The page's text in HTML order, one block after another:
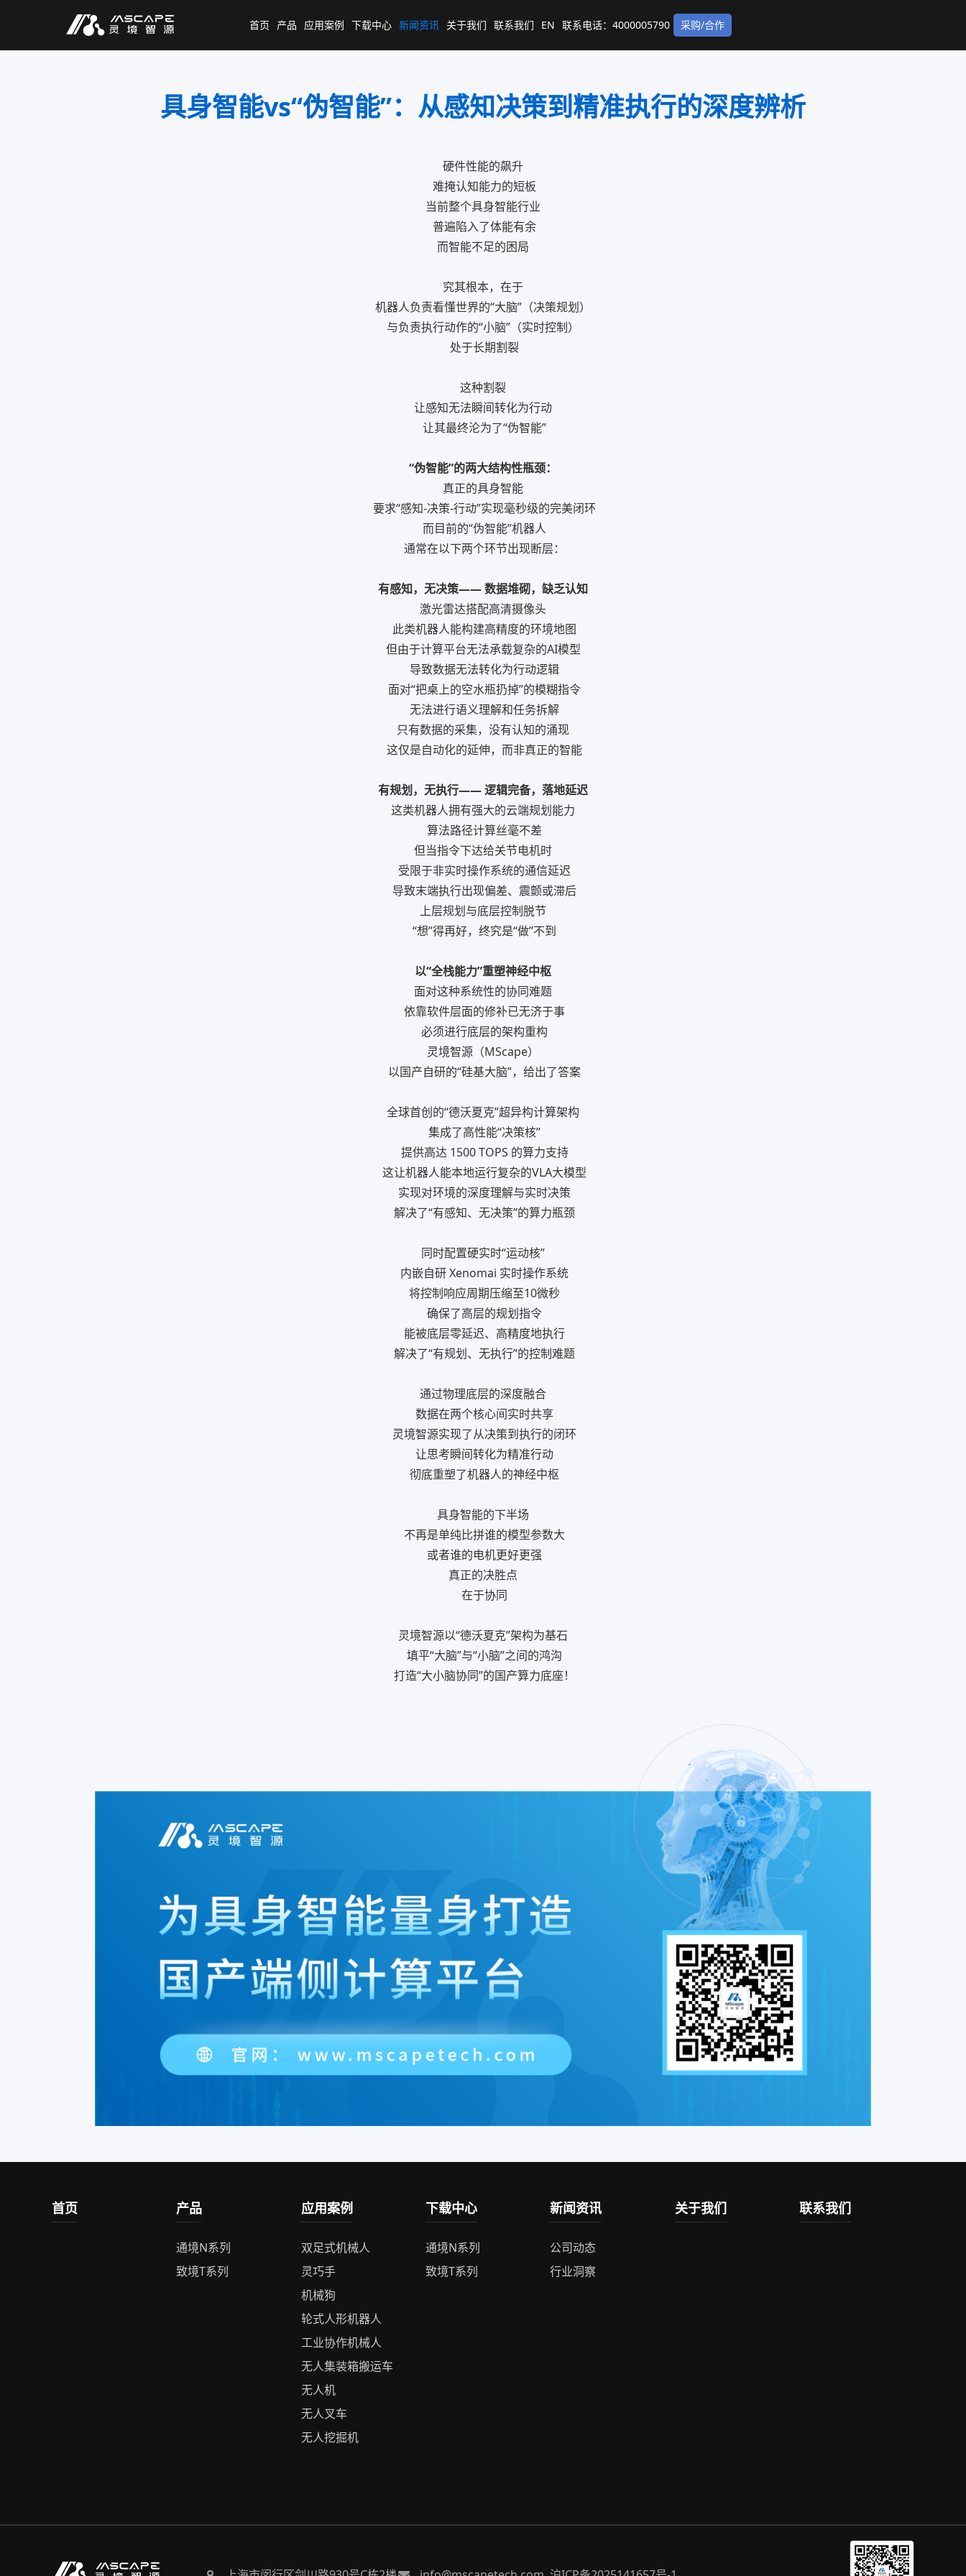
首页 产品 应用案例 下载中心 新闻资讯 关于我们 联系我们 EN 联系电话：4000005790 采购/合作
具身智能vs“伪智能”：从感知决策到精准执行的深度辨析
硬件性能的飙升
难掩认知能力的短板
当前整个具身智能行业
普遍陷入了体能有余
而智能不足的困局
究其根本，在于
机器人负责看懂世界的“大脑”（决策规划）
与负责执行动作的“小脑”（实时控制）
处于长期割裂
这种割裂
让感知无法瞬间转化为行动
让其最终沦为了“伪智能”
“伪智能”的两大结构性瓶颈：
真正的具身智能
要求“感知-决策-行动”实现毫秒级的完美闭环
而目前的“伪智能”机器人
通常在以下两个环节出现断层：
有感知，无决策—— 数据堆砌，缺乏认知
激光雷达搭配高清摄像头
此类机器人能构建高精度的环境地图
但由于计算平台无法承载复杂的AI模型
导致数据无法转化为行动逻辑
面对“把桌上的空水瓶扔掉”的模糊指令
无法进行语义理解和任务拆解
只有数据的采集，没有认知的涌现
这仅是自动化的延伸，而非真正的智能
有规划，无执行—— 逻辑完备，落地延迟
这类机器人拥有强大的云端规划能力
算法路径计算丝毫不差
但当指令下达给关节电机时
受限于非实时操作系统的通信延迟
导致末端执行出现偏差、震颤或滞后
上层规划与底层控制脱节
“想”得再好，终究是“做”不到
以“全栈能力”重塑神经中枢
面对这种系统性的协同难题
依靠软件层面的修补已无济于事
必须进行底层的架构重构
灵境智源（MScape）
以国产自研的“硅基大脑”，给出了答案
全球首创的“德沃夏克”超异构计算架构
集成了高性能“决策核”
提供高达 1500 TOPS 的算力支持
这让机器人能本地运行复杂的VLA大模型
实现对环境的深度理解与实时决策
解决了“有感知、无决策”的算力瓶颈
同时配置硬实时“运动核”
内嵌自研 Xenomai 实时操作系统
将控制响应周期压缩至10微秒
确保了高层的规划指令
能被底层零延迟、高精度地执行
解决了“有规划、无执行”的控制难题
通过物理底层的深度融合
数据在两个核心间实时共享
灵境智源实现了从决策到执行的闭环
让思考瞬间转化为精准行动
彻底重塑了机器人的神经中枢
具身智能的下半场
不再是单纯比拼谁的模型参数大
或者谁的电机更好更强
真正的决胜点
在于协同
灵境智源以“德沃夏克”架构为基石
填平“大脑”与“小脑”之间的鸿沟
打造“大小脑协同”的国产算力底座！
首页 产品
通境N系列
致境T系列
应用案例
双足式机械人
灵巧手
机械狗
轮式人形机器人
工业协作机械人
无人集装箱搬运车
无人机
无人叉车
无人挖掘机
下载中心
通境N系列
致境T系列
新闻资讯
公司动态
行业洞察
关于我们 联系我们